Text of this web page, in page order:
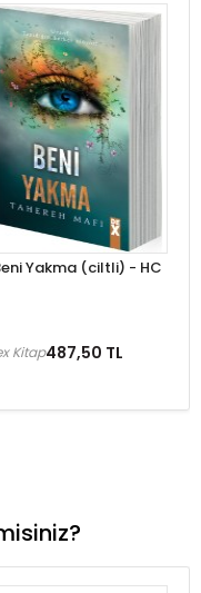
Yakma (ciltli) - HC
487,50 TL
Kitap